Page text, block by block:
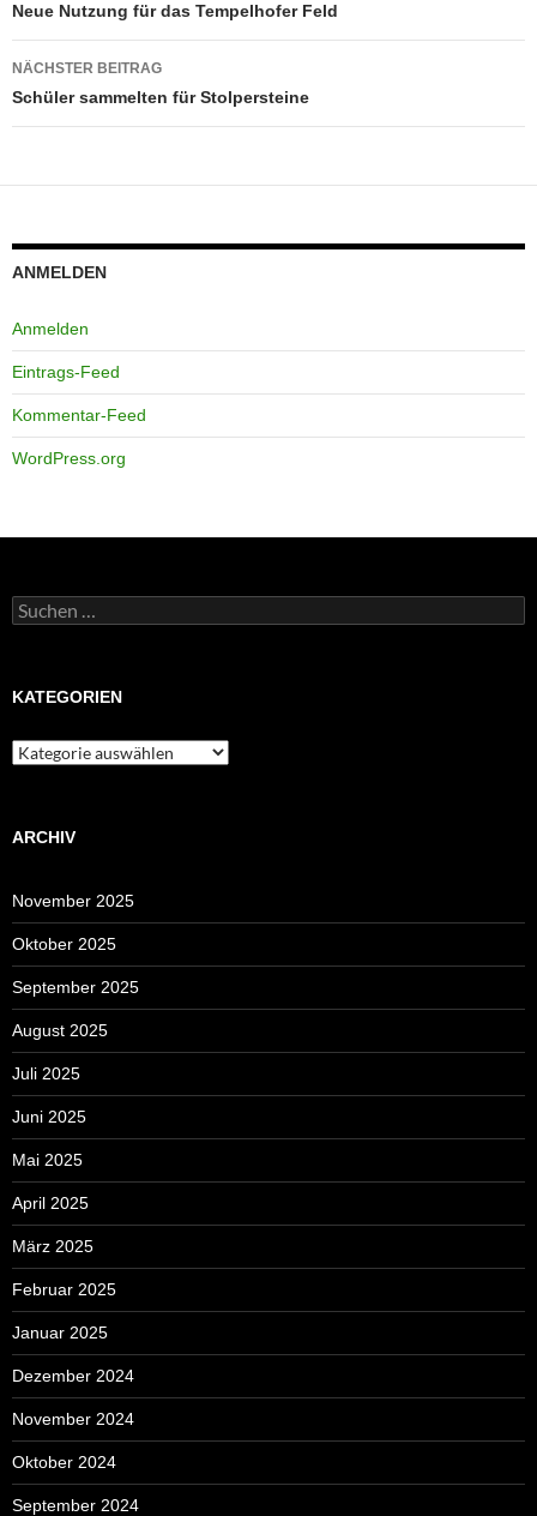
Neue Nutzung für das Tempelhofer Feld
NÄCHSTER BEITRAG
Schüler sammelten für Stolpersteine
ANMELDEN
Anmelden
Eintrags-Feed
Kommentar-Feed
WordPress.org
Suchen
nach:
KATEGORIEN
Kategorien
ARCHIV
November 2025
Oktober 2025
September 2025
August 2025
Juli 2025
Juni 2025
Mai 2025
April 2025
März 2025
Februar 2025
Januar 2025
Dezember 2024
November 2024
Oktober 2024
September 2024